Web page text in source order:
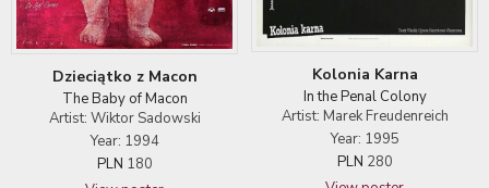
Dzieciątko z Macon
The Baby of Macon
Artist: Wiktor Sadowski
Year: 1994
PLN 180
Kolonia Karna
In the Penal Colony
Artist: Marek Freudenreich
Year: 1995
PLN 280